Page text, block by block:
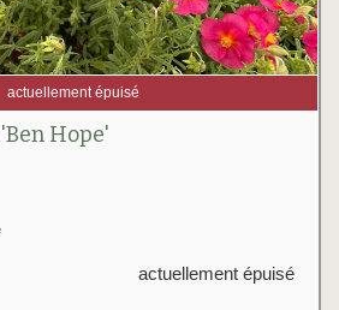
actuellement épuisé
Hope'
actuellement épuisé